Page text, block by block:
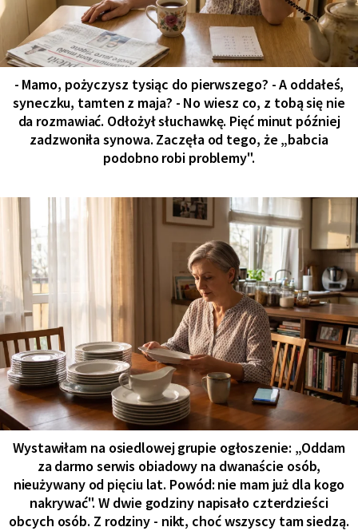
- Mamo, pożyczysz tysiąc do pierwszego? - A oddałeś,
syneczku, tamten z maja? - No wiesz co, z tobą się nie
da rozmawiać. Odłożył słuchawkę. Pięć minut później
zadzwoniła synowa. Zaczęła od tego, że „babcia
podobno robi problemy".
Wystawiłam na osiedlowej grupie ogłoszenie: „Oddam
za darmo serwis obiadowy na dwanaście osób,
nieużywany od pięciu lat. Powód: nie mam już dla kogo
nakrywać". W dwie godziny napisało czterdzieści
obcych osób. Z rodziny - nikt, choć wszyscy tam siedzą.